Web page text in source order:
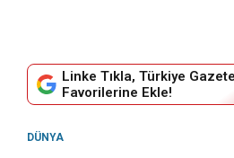
Linke Tıkla, Türkiye
Favorilerine Ekle!
DÜNYA